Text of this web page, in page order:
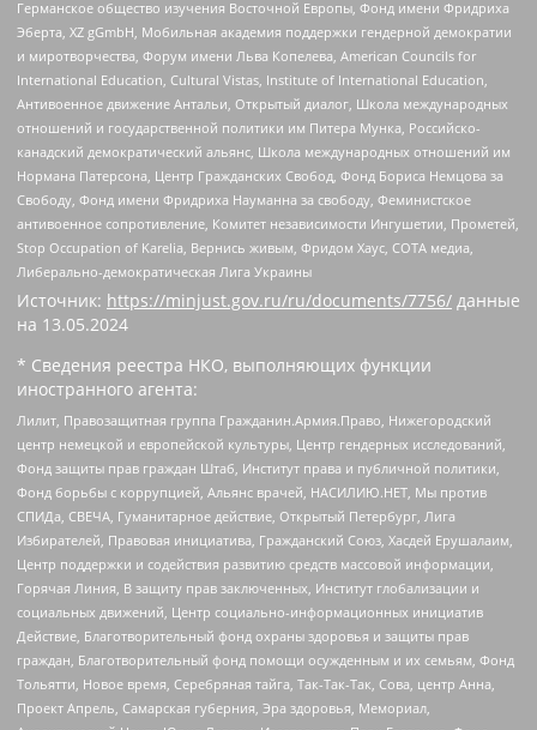
Германское общество изучения Восточной Европы, Фонд имени Фридриха
Эберта, XZ gGmbH, Мобильная академия поддержки гендерной демократии
и миротворчества, Форум имени Льва Копелева, American Councils for
International Education, Cultural Vistas, Institute of International Education,
Антивоенное движение Антальи, Открытый диалог, Школа международных
отношений и государственной политики им Питера Мунка, Российско-
канадский демократический альянс, Школа международных отношений им
Нормана Патерсона, Центр Гражданских Свобод, Фонд Бориса Немцова за
Свободу, Фонд имени Фридриха Науманна за свободу, Феминистское
антивоенное сопротивление, Комитет независимости Ингушетии, Прометей,
Stop Occupation of Karelia, Вернись живым, Фридом Хаус, СОТА медиа,
Либерально-демократическая Лига Украины
Источник: https://minjust.gov.ru/ru/documents/7756/ данные
на 13.05.2024
* Сведения реестра НКО, выполняющих функции
иностранного агента:
Лилит, Правозащитная группа Гражданин.Армия.Право, Нижегородский
центр немецкой и европейской культуры, Центр гендерных исследований,
Фонд защиты прав граждан Штаб, Институт права и публичной политики,
Фонд борьбы с коррупцией, Альянс врачей, НАСИЛИЮ.НЕТ, Мы против
СПИДа, СВЕЧА, Гуманитарное действие, Открытый Петербург, Лига
Избирателей, Правовая инициатива, Гражданский Союз, Хасдей Ерушалаим,
Центр поддержки и содействия развитию средств массовой информации,
Горячая Линия, В защиту прав заключенных, Институт глобализации и
социальных движений, Центр социально-информационных инициатив
Действие, Благотворительный фонд охраны здоровья и защиты прав
граждан, Благотворительный фонд помощи осужденным и их семьям, Фонд
Тольятти, Новое время, Серебряная тайга, Так-Так-Так, Сова, центр Анна,
Проект Апрель, Самарская губерния, Эра здоровья, Мемориал,